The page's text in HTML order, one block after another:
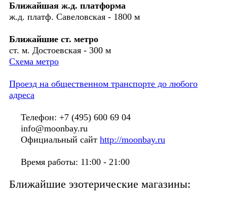
Ближайшая ж.д. платформа
ж.д. платф. Савеловская - 1800 м
Ближайшие ст. метро
ст. м. Достоевская - 300 м
Схема метро
Проезд на общественном транспорте до любого
адреса
Телефон: +7 (495) 600 69 04
info@moonbay.ru
Официальный сайт http://moonbay.ru
Время работы: 11:00 - 21:00
Ближайшие эзотерические магазины: